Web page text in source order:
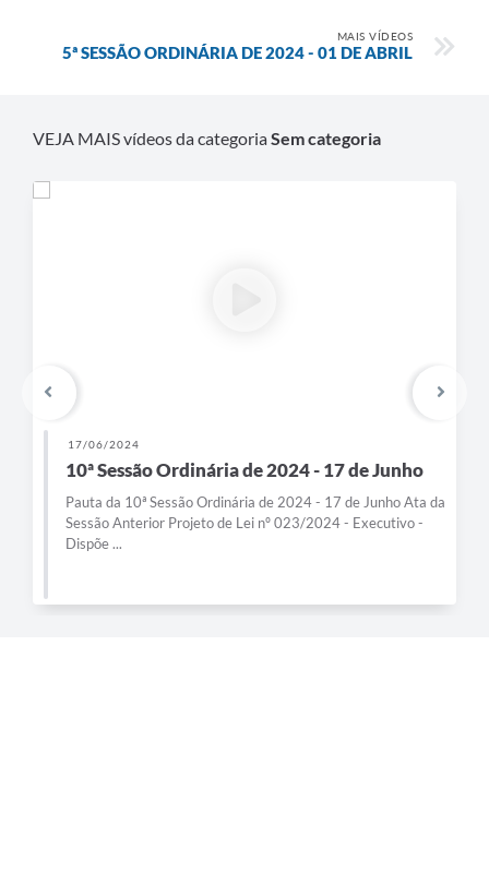
MAIS VÍDEOS
5ª SESSÃO ORDINÁRIA DE 2024 - 01 DE ABRIL
VEJA MAIS vídeos da categoriaSem categoria
17/06/2024
10ª Sessão Ordinária de 2024 - 17 de Junho
Pauta da 10ª Sessão Ordinária de 2024 - 17 de Junho Ata da
Sessão Anterior Projeto de Lei nº 023/2024 - Executivo -
Dispõe ...